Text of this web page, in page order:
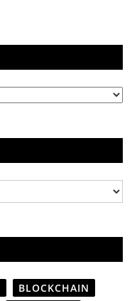
BLOCKCHAIN